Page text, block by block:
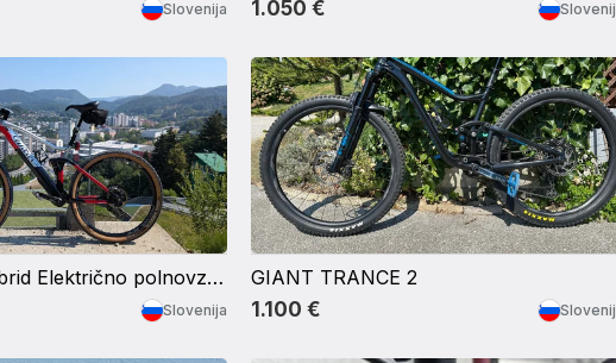
Slovenija 1.050 €
Wilier 101FX Hybrid Električno polnovzmeteno kolo s celotno XTR opremo
Slovenija
GIANT TRANCE 2
1.100 €